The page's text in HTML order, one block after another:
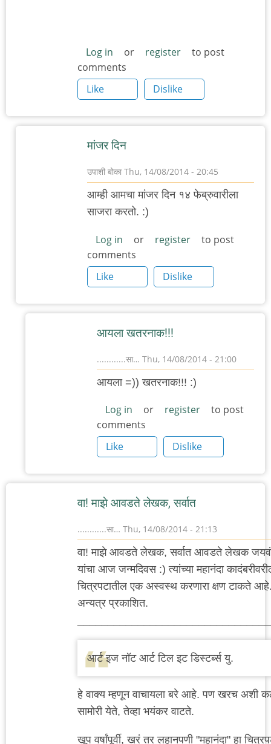
Log in or register
to post
comments
Like
Dislike
मांजर दिन
उपाशी बोका Thu, 14/08/2014 - 20:45
जागतिक
मांजर
दिनानिमित्त
-
by
आम्ही आमचा मांजर दिन १४ फेब्रुवारीला
साजरा करतो. :)
Log in or register
to post
comments
Like
Dislike
आयला खतरनाक!!!
............सा… Thu, 14/08/2014 - 21:00
In
मांजर
दिन
by
उपाशी
आयला =)) खतरनाक!!! :)
Log in or register
to post
comments
Like
Dislike
वा! माझे आवडते लेखक, सर्वात
............सा… Thu, 14/08/2014 - 21:13
वा! माझे आवडते लेखक, सर्वात आवडते लेखक
यांचा आज जन्मदिवस :) त्यांच्या महानंदा
चित्रपटातील एक अस्वस्थ करणारा क्षण टाकते आहे.
अन्यत्र प्रकाशित.
आर्ट इज नॉट आर्ट टिल इट डिस्टर्ब्स यु.
हे वाक्य म्हणून वाचायला बरे आहे. पण खरच अशी
सामोरी येते, तेव्हा भयंकर वाटते.
खूप वर्षांपूर्वी, खरं तर लहानपणी "महानंदा" हा